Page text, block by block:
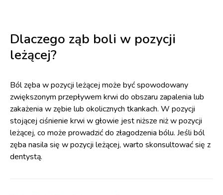
Dlaczego ząb boli w pozycji
leżącej?
Ból zęba w pozycji leżącej może być spowodowany
zwiększonym przepływem krwi do obszaru zapalenia lub
zakażenia w zębie lub okolicznych tkankach. W pozycji
stojącej ciśnienie krwi w głowie jest niższe niż w pozycji
leżącej, co może prowadzić do złagodzenia bólu. Jeśli ból
zęba nasila się w pozycji leżącej, warto skonsultować się z
dentystą.